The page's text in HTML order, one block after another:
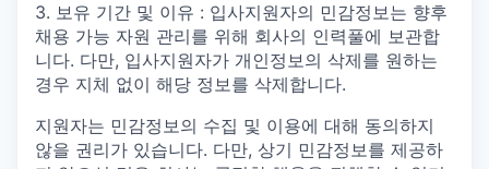
3. 보유 기간 및 이유 : 입사지원자의 민감정보는 향후
채용 가능 자원 관리를 위해 회사의 인력풀에 보관합
니다. 다만, 입사지원자가 개인정보의 삭제를 원하는
경우 지체 없이 해당 정보를 삭제합니다.
지원자는 민감정보의 수집 및 이용에 대해 동의하지
않을 권리가 있습니다. 다만, 상기 민감정보를 제공하